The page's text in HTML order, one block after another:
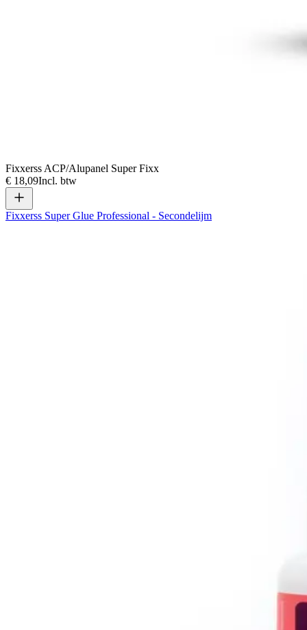
Fixxerss ACP/Alupanel Super Fixx
€ 18,09Incl. btw
Fixxerss Super Glue Professional - Secondelijm